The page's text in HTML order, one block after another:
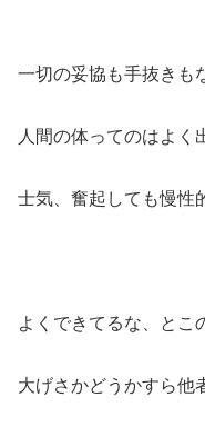
一切の妥協も手抜きも
人間の体ってのはよく
士気、奮起しても慢性
よくできてるな、とこ
大げさかどうかすら他